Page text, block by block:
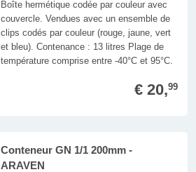
Boîte hermétique codée par couleur avec
couvercle. Vendues avec un ensemble de
clips codés par couleur (rouge, jaune, vert
et bleu). Contenance : 13 litres Plage de
température comprise entre -40°C et 95°C.
€ 20,99
Conteneur GN 1/1 200mm -
ARAVEN